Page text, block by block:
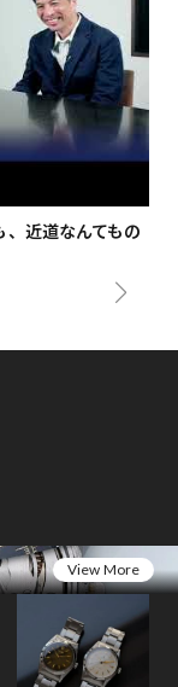
、近道なんてもの
View More